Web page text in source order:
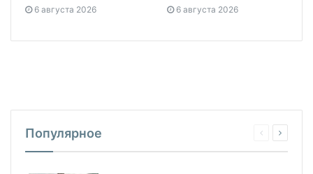
6 августа 2026 6 августа 2026
Популярное